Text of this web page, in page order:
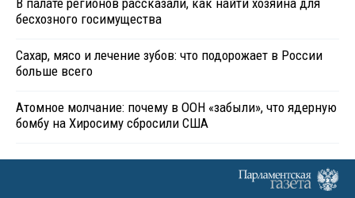
бесхозного госимущества
Сахар, мясо и лечение зубов: что подорожает в России
больше всего
Атомное молчание: почему в ООН «забыли», что ядерную
бомбу на Хиросиму сбросили США